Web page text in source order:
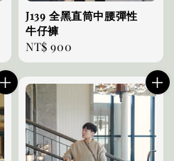
J139 全黑直筒中腰彈性
牛仔褲
Regular
price
NT$ 900